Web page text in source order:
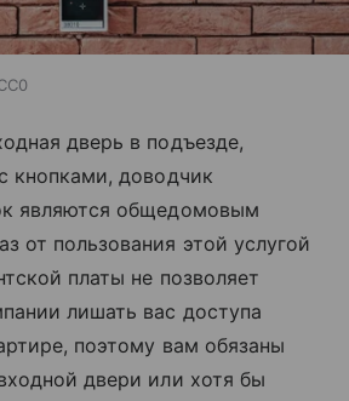
дверь в подъезде,
кнопками, доводчик
являются общедомовым
от пользования этой услугой
платы не позволяет
лишать вас доступа
поэтому вам обязаны
двери или хотя бы